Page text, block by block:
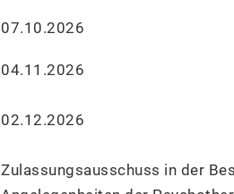
07.10.2026
04.11.2026
02.12.2026
Zulassungsausschuss in der